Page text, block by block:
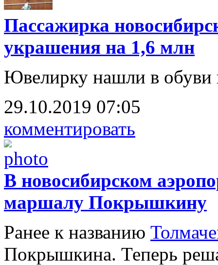
Пассажирка
украшения на 1,6 млн
Ювелирку нашли в обуви
29.10.2019 07:05
комментировать
В новосибирском
маршалу Покрышкину
Ранее к названию
Покрышкина. Теперь